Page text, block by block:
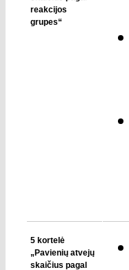
reakcijos
grupes“
5 kortelė
„Pavienių atvejų
skaičius pagal